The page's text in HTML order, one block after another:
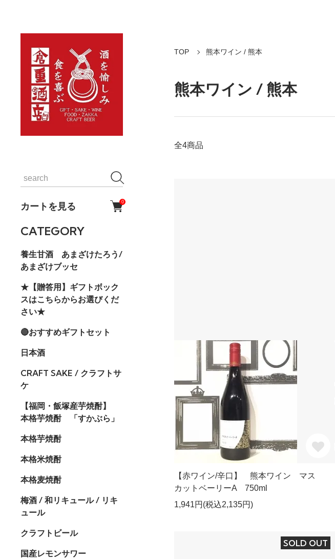
カートを見る 0
CATEGORY
養生甘酒 あまざけたろう/
あまざけブッセ
★【贈答用】ギフトボック
スはこちらからお選びくだ
さい★
🔴おすすめギフトセット
日本酒
CRAFT SAKE / クラフトサ
ケ
【福岡・飯塚産芋焼酎】
本格芋焼酎 「すかぶら」
本格芋焼酎
本格米焼酎
本格麦焼酎
梅酒 / 和リキュール / リキ
ュール
クラフトビール
国産レモンサワー
TOP 熊本ワイン / 熊本
熊本ワイン / 熊本
全4商品
【赤ワイン/辛口】 熊本ワイン マス
カットベーリーA 750ml
1,941円(税込2,135円)
SOLD OUT